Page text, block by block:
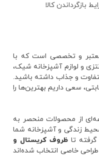
بازگرداندن کالا
و تخصصی است که با
و لوازم آشپزخانه شیک،
و جذاب داشته باشید.
سعی داریم بهترین‌ها را
از محصولات منحصر به
محیط زندگی و آشپزخانه شما
گرفته تاظروف کریستال و
خاصی انتخاب شده‌اند